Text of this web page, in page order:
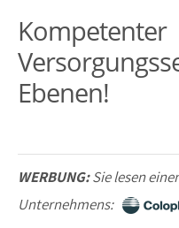
Kompetenter
Ebenen!
WERBUNG:Sie lesen
Unternehmens: